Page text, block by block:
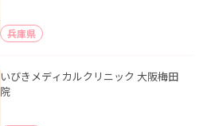
兵庫県
いびきメディカルクリニック 大阪梅田
院